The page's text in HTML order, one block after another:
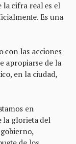
la cifra real es el
Es una
con las acciones
apropiarse de la
en la ciudad,
en
la glorieta del